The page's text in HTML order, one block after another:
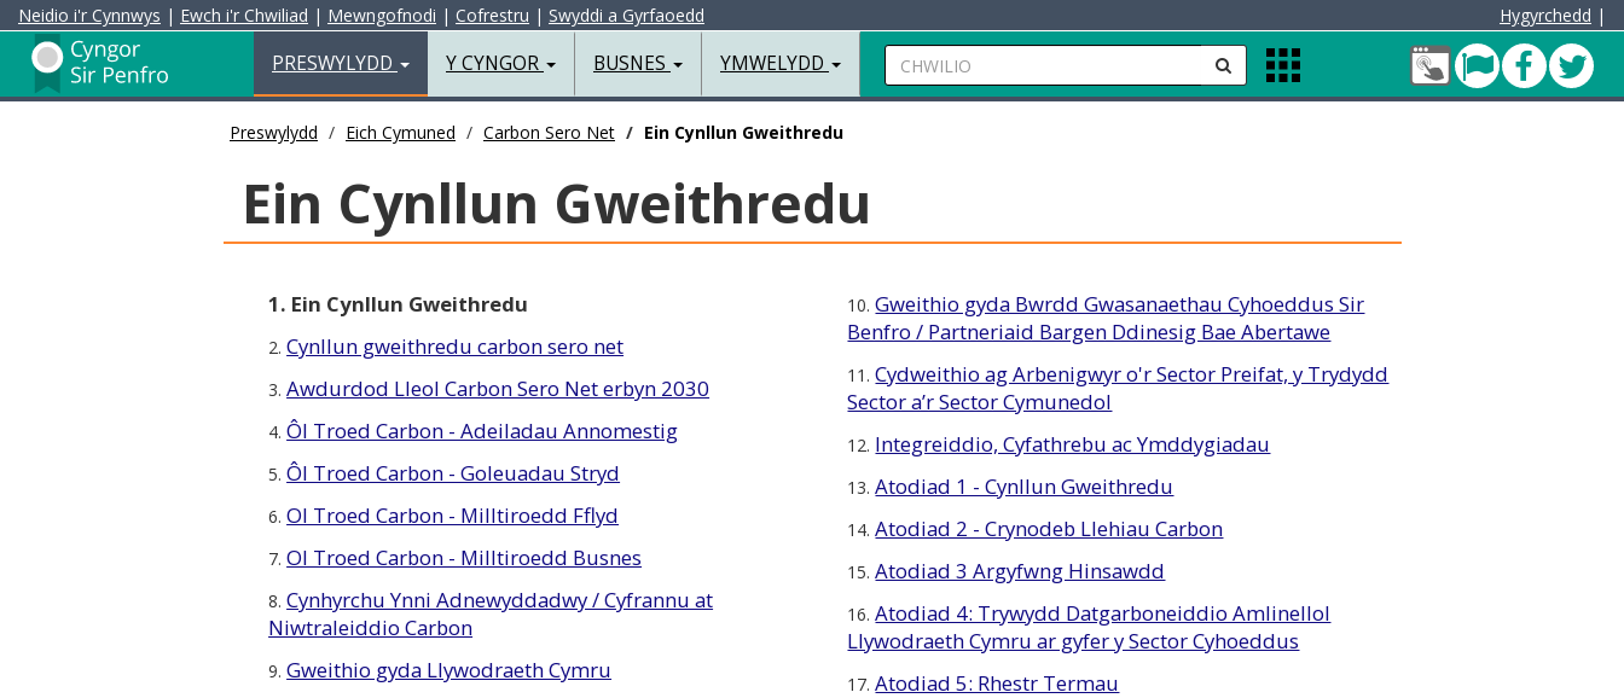
Neidio i'r Cynnwys | Ewch i'r Chwiliad | Mewngofnodi | Cofrestru | Swyddi a Gyrfaoedd Hygyrchedd |
Preswylydd
PRESWYLYDD Y CYNGOR BUSNES YMWELYDD Chwilio anfon
Apps
Menu
Fy
NghyfrifPont
Cleddau
Preswylydd Eich Cymuned Carbon Sero Net Ein Cynllun Gweithredu
Ein Cynllun Gweithredu
1. Ein Cynllun Gweithredu
2.Cynllun gweithredu carbon sero net
3.Awdurdod Lleol Carbon Sero Net erbyn 2030
4.Ôl Troed Carbon - Adeiladau Annomestig
5.Ôl Troed Carbon - Goleuadau Stryd
6.Ol Troed Carbon - Milltiroedd Fflyd
7.Ol Troed Carbon - Milltiroedd Busnes
8.Cynhyrchu Ynni Adnewyddadwy / Cyfrannu at
Niwtraleiddio Carbon
9.Gweithio gyda Llywodraeth Cymru
10.Gweithio gyda Bwrdd Gwasanaethau Cyhoeddus Sir
Benfro / Partneriaid Bargen Ddinesig Bae Abertawe
11.Cydweithio ag Arbenigwyr o'r Sector Preifat, y Trydydd
Sector a’r Sector Cymunedol
12. Integreiddio, Cyfathrebu ac Ymddygiadau
13.Atodiad 1 - Cynllun Gweithredu
14.Atodiad 2 - Crynodeb Llehiau Carbon
15.Atodiad 3 Argyfwng Hinsawdd
16.Atodiad 4: Trywydd Datgarboneiddio Amlinellol
Llywodraeth Cymru ar gyfer y Sector Cyhoeddus
17.Atodiad 5: Rhestr Termau